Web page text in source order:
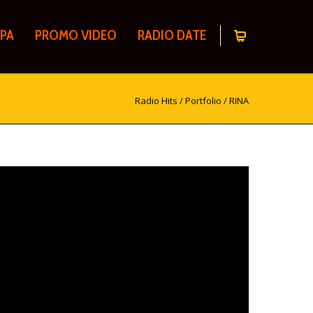
PROMO VIDEO RADIO DATE
Radio Hits /Portfolio /RINA